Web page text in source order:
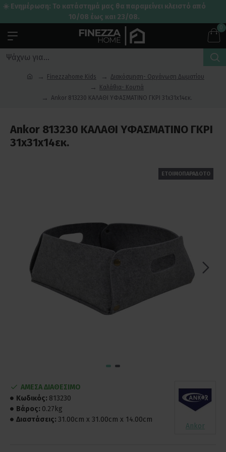
☀️ Ενημέρωση: Το κατάστημά μας θα παραμείνει κλειστό από
10/08 έως και 23/08.
0
Finezzahome Kids
Διακόσμηση- Οργάνωση Δωματίου
Καλάθια- Κουτιά
Ankor 813230 ΚΑΛΑΘΙ YΦΑΣΜΑΤΙΝΟ ΓΚΡΙ 31x31x14εκ.
Ankor 813230 ΚΑΛΑΘΙ YΦΑΣΜΑΤΙΝΟ ΓΚΡΙ
31x31x14εκ.
ΕΤΟΙΜΟΠΑΡΑΔΟΤΟ
ΑΜΕΣΑ ΔΙΑΘΕΣΙΜΟ
Κωδικός: 813230
Βάρος: 0.27kg
Διαστάσεις: 31.00cm x 31.00cm x 14.00cm
Ankor